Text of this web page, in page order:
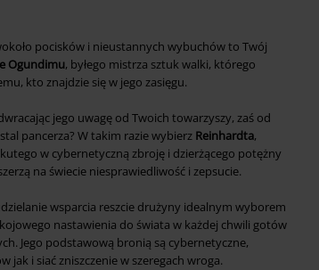
pocisków i nieustannych wybuchów to Twój
Ogundimu, byłego mistrza sztuk walki, którego
kto znajdzie się w jego zasięgu.
jego uwagę od Twoich towarzyszy, zaś od
pancerza? W takim razie wybierz Reinhardta,
w cybernetyczną zbroję i dzierżącego potężny
na świecie niesprawiedliwość i zepsucie.
wsparcia reszcie drużyny idealnym wyborem
nastawienia do świata w każdej chwili gotów
Jego podstawową bronią są cybernetyczne,
jak i siać zniszczenie w szeregach wroga.